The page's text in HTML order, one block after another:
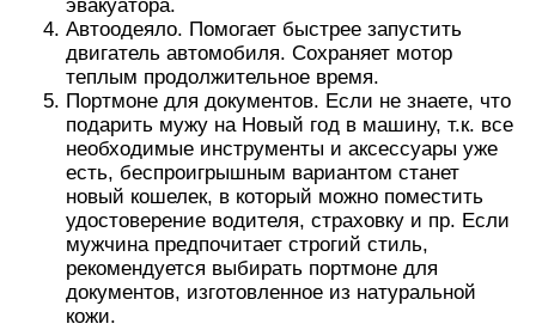
эвакуатора.
Автоодеяло. Помогает быстрее запустить
двигатель автомобиля. Сохраняет мотор
теплым продолжительное время.
Портмоне для документов. Если не знаете, что
подарить мужу на Новый год в машину, т.к. все
необходимые инструменты и аксессуары уже
есть, беспроигрышным вариантом станет
новый кошелек, в который можно поместить
удостоверение водителя, страховку и пр. Если
мужчина предпочитает строгий стиль,
рекомендуется выбирать портмоне для
документов, изготовленное из натуральной
кожи.